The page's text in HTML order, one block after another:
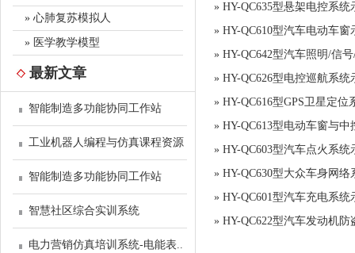
» 心肺复苏模拟人
» 医学教学模型
最新文章
智能制造多功能协同工作站
工业机器人编程与仿真课程资源
智能制造多功能协同工作站
智慧社区综合实训系统
电力营销仿真培训系统-电能表..
» HY-QC635型悬架电控系统
» HY-QC610型汽车电动车窗
» HY-QC642型汽车照明/信
» HY-QC626型电控巡航系统
» HY-QC616型GPS卫星定位
» HY-QC613型电动车窗与中
» HY-QC603型汽车点火系
» HY-QC630型大众车身网络
» HY-QC601型汽车充电系统
» HY-QC622型汽车发动机防